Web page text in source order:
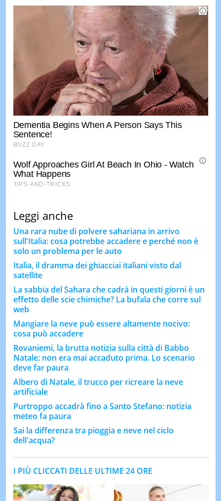
Leggi anche
Una rara nube di polvere sahariana in arrivo
sull'Italia: cosa potrebbe accadere e perché non è
solo un problema per le auto
Italia, il dramma dei ghiacciai italiani visto dal
satellite
La sabbia del Sahara che cadrà in questi giorni è un
effetto delle scie chimiche? La bufala che corre sul
web
Mangiare la neve può essere altamente nocivo:
cosa può accadere
Rovaniemi, la brutta notizia sulla città di Babbo
Natale: non era mai accaduto prima. Lo scenario
deve far paura
Albero di Natale, il trucco per ricreare la neve
artificiale
Purtroppo accadrà fino a Santo Stefano: notizia
meteo fa paura
Sai la differenza tra pioggia e neve nel ciclo
dell'acqua?
I PIÙ CLICCATI DELLE ULTIME 24 ORE